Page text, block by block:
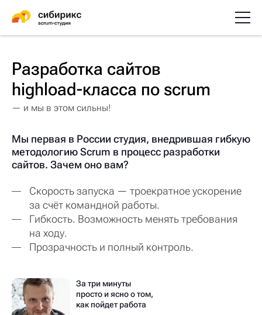
Разработка сайтов
highload-класса по scrum
— и мы в этом сильны!
Мы первая в России студия, внедрившая гибкую
методологию Scrum в процесс разработки
сайтов. Зачем оно вам?
Скорость запуска — троекратное ускорение
за счёт командной работы.
Гибкость. Возможность менять требования
на ходу.
Прозрачность и полный контроль.
За три минуты
просто и ясно о том,
как пойдет работа